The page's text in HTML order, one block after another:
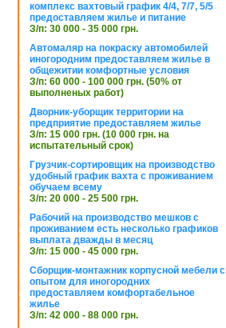
комплекс вахтовый график 4/4, 7/7, 5/5
предоставляем жилье и питание
З/п: 30 000 - 35 000 грн.
Автомаляр на покраску автомобилей
иногородним предоставляем жилье в
общежитии комфортные условия
З/п: 60 000 - 100 000 грн. (50% от
выполненых работ)
Дворник-уборщик территории на
предприятие предоставляем жилье
З/п: 15 000 грн. (10 000 грн. на
испытательный срок)
Грузчик-сортировщик на производство
удобный график вахта с проживанием
обучаем всему
З/п: 20 000 - 25 500 грн.
Рабочий на производство мешков с
проживанием есть несколько графиков
выплата дважды в месяц
З/п: 15 000 - 45 000 грн.
Сборщик-монтажник корпусной мебели с
опытом для иногородних
предоставляем комфортабельное
жилье
З/п: 42 000 - 88 000 грн.